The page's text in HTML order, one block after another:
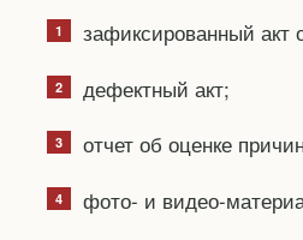
зафиксированный акт
дефектный акт;
отчет об оценке
фото- и видео-